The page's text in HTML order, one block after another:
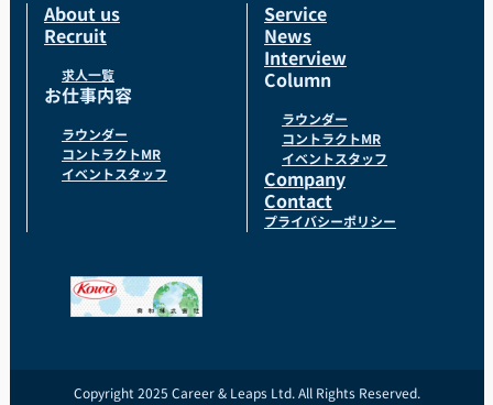
About us
Recruit
求人一覧
お仕事内容
ラウンダー
コントラクトMR
イベントスタッフ
Service
News
Interview
Column
ラウンダー
コントラクトMR
イベントスタッフ
Company
Contact
プライバシーポリシー
Copyright 2025 Career & Leaps Ltd. All Rights Reserved.